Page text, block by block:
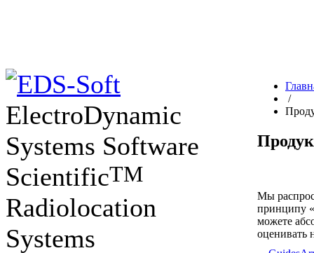
ElectroDynamic
Systems Software
ScientificTM
Radiolocation
Systems
/
Мы
принципу
можете
оценивать